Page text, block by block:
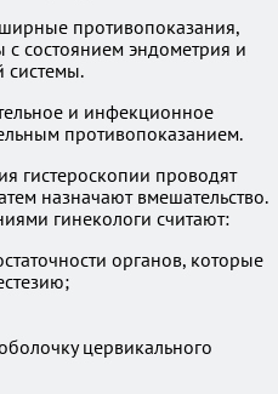
противопоказания,
с состоянием эндометрия и
системы.
и инфекционное
противопоказанием.
гистероскопии проводят
назначают вмешательство.
гинекологи считают:
органов, которые
цервикального